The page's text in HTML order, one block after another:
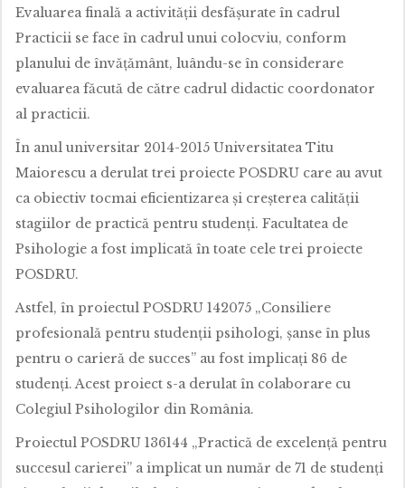
Evaluarea finală a activităţii desfăşurate în cadrul
Practicii se face în cadrul unui colocviu, conform
planului de învăţământ, luându-se în considerare
evaluarea făcută de către cadrul didactic coordonator
al practicii.
În anul universitar 2014-2015 Universitatea Titu
Maiorescu a derulat trei proiecte POSDRU care au avut
ca obiectiv tocmai eficientizarea şi creşterea calităţii
stagiilor de practică pentru studenţi. Facultatea de
Psihologie a fost implicată în toate cele trei proiecte
POSDRU.
Astfel, în proiectul POSDRU 142075 „Consiliere
profesională pentru studenţii psihologi, şanse în plus
pentru o carieră de succes” au fost implicaţi 86 de
studenţi. Acest proiect s-a derulat în colaborare cu
Colegiul Psihologilor din România.
Proiectul POSDRU 136144 „Practică de excelenţă pentru
succesul carierei” a implicat un număr de 71 de studenţi